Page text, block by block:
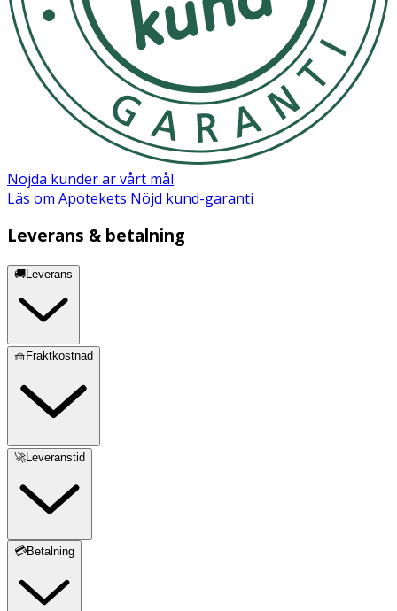
· Fyll med mat eller vatten.
· Rengör regelbundet, gärna i diskmaskin.
Förvaring
Förvaras inomhus. Hanteras varsamt då produkten är
Nöjda kunder är vårt mål
Läs om Apotekets Nöjd kund-garanti
Leverans & betalning
🚚Leverans
🧺Fraktkostnad
🚀Leveranstid
💳Betalning